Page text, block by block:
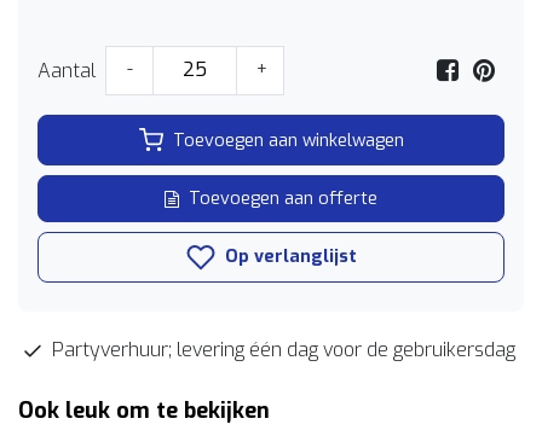
Aantal - +
Toevoegen aan winkelwagen
Toevoegen aan offerte
Op verlanglijst
Partyverhuur; levering één dag voor de gebruikersdag
Ook leuk om te bekijken